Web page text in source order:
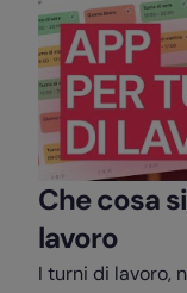
Che cosa
lavoro
I turni di lavoro,